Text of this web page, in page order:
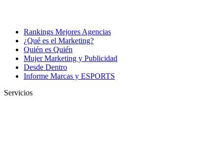
Rankings Mejores Agencias
¿Qué es el Marketing?
Quién es Quién
Mujer Marketing y Publicidad
Desde Dentro
Informe Marcas y ESPORTS
Servicios